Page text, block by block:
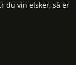
du vin elsker, så er